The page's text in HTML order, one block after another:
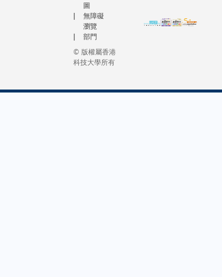
圖
無障礙
瀏覽
部門
© 版權屬香港
科技大學所有